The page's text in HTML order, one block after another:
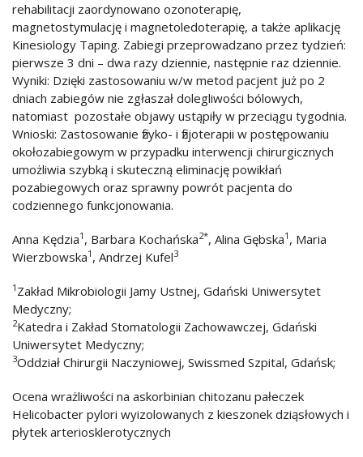
rehabilitacji zaordynowano ozonoterapię,
magnetostymulację i magnetoledoterapię, a także aplikację
Kinesiology Taping. Zabiegi przeprowadzano przez tydzień:
pierwsze 3 dni – dwa razy dziennie, następnie raz dziennie.
Wyniki: Dzięki zastosowaniu w/w metod pacjent już po 2
dniach zabiegów nie zgłaszał dolegliwości bólowych,
natomiast pozostałe objawy ustąpiły w przeciągu tygodnia.
Wnioski: Zastosowanie fizyko- i fizjoterapii w postępowaniu
okołozabiegowym w przypadku interwencji chirurgicznych
umożliwia szybką i skuteczną eliminację powikłań
pozabiegowych oraz sprawny powrót pacjenta do
codziennego funkcjonowania.
Anna Kędzia1 , Barbara Kochańska2*, Alina Gębska1 , Maria
Wierzbowska1 , Andrzej Kufel3
1 Zakład Mikrobiologii Jamy Ustnej, Gdański Uniwersytet
Medyczny;
2Katedra i Zakład Stomatologii Zachowawczej, Gdański
Uniwersytet Medyczny;
3Oddział Chirurgii Naczyniowej, Swissmed Szpital, Gdańsk;
Ocena wrażliwości na askorbinian chitozanu pałeczek
Helicobacter pylori wyizolowanych z kieszonek dziąsłowych i
płytek arteriosklerotycznych